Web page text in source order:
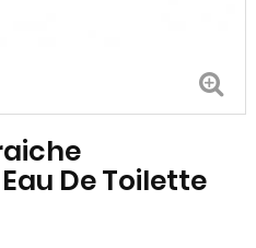
De Toilette